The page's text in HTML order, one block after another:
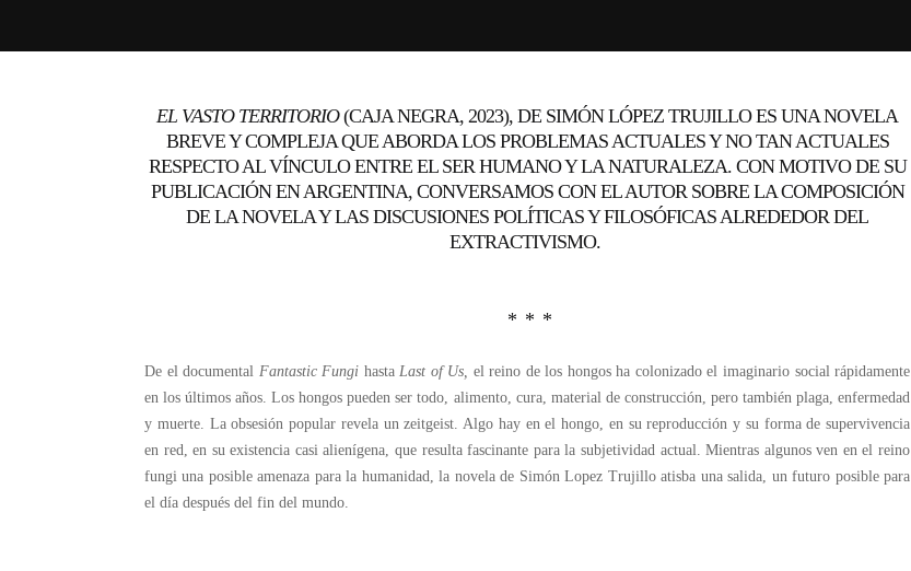
EL VASTO TERRITORIO(CAJA NEGRA, 2023), DE SIMÓN LÓPEZ TRUJILLO ES UNA NOVELA
BREVE Y COMPLEJA QUE ABORDA LOS PROBLEMAS ACTUALES Y NO TAN ACTUALES
RESPECTO AL VÍNCULO ENTRE EL SER HUMANO Y LA NATURALEZA. CON MOTIVO DE SU
PUBLICACIÓN EN ARGENTINA, CONVERSAMOS CON EL AUTOR SOBRE LA COMPOSICIÓN
DE LA NOVELA Y LAS DISCUSIONES POLÍTICAS Y FILOSÓFICAS ALREDEDOR DEL
EXTRACTIVISMO.
* * *
De el documental Fantastic Fungi hasta Last of Us, el reino de los hongos ha colonizado el imaginario social rápidamente
en los últimos años. Los hongos pueden ser todo, alimento, cura, material de construcción, pero también plaga, enfermedad
y muerte. La obsesión popular revela un zeitgeist. Algo hay en el hongo, en su reproducción y su forma de supervivencia
en red, en su existencia casi alienígena, que resulta fascinante para la subjetividad actual. Mientras algunos ven en el reino
fungi una posible amenaza para la humanidad, la novela de Simón Lopez Trujillo atisba una salida, un futuro posible para
el día después del fin del mundo.